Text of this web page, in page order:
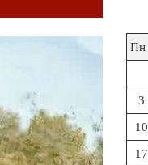
Пн
3
10
17